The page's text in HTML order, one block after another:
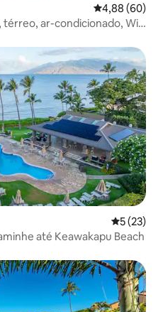
4,88 de uma
4,88 (60)
ar-condicionado, Wi-
dos hóspedes
5 de uma
5 (23)
até Keawakapu Beach